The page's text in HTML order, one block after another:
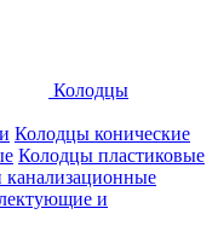
Колодцы
Колодцы конические
Колодцы пластиковые
и